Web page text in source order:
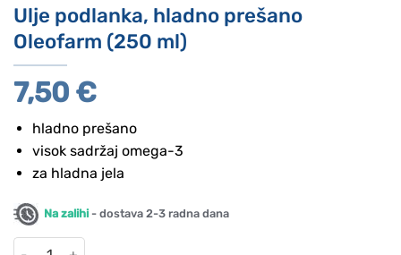
Ulje podlanka, hladno prešano
Oleofarm (250 ml)
7,50 €
hladno prešano
visok sadržaj omega-3
za hladna jela
Na zalihi - dostava 2-3 radna dana
Ulje podlanka, hladno prešano Oleofarm (250 ml) količina